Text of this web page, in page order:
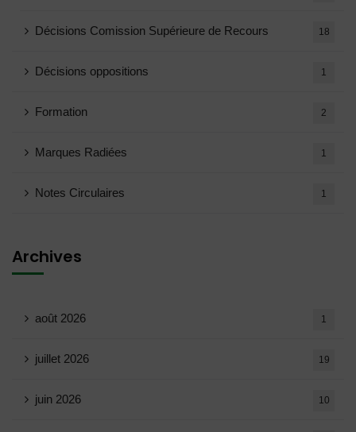
Décisions Comission Supérieure de Recours 18
Décisions oppositions 1
Formation 2
Marques Radiées 1
Notes Circulaires 1
Archives
août 2026 1
juillet 2026 19
juin 2026 10